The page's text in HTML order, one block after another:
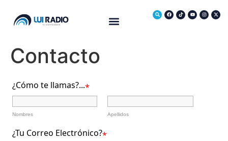
Contacto
¿Cómo te llamas?...*
Nombres Apellidos
¿Tu Correo Electrónico?*